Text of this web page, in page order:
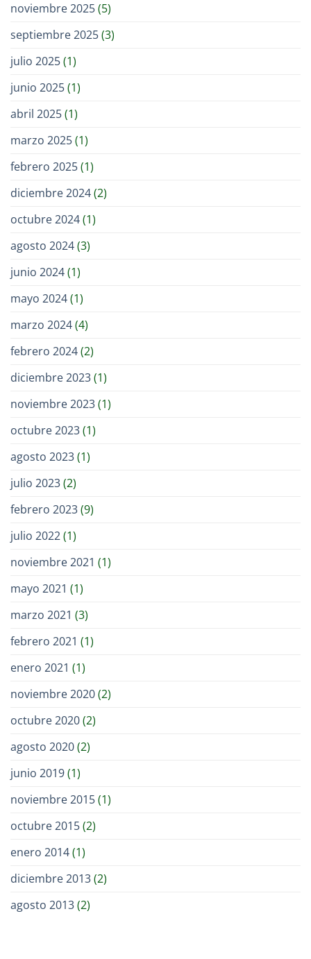
noviembre 2025(5)
septiembre 2025(3)
julio 2025(1)
junio 2025(1)
abril 2025(1)
marzo 2025(1)
febrero 2025(1)
diciembre 2024(2)
octubre 2024(1)
agosto 2024(3)
junio 2024(1)
mayo 2024(1)
marzo 2024(4)
febrero 2024(2)
diciembre 2023(1)
noviembre 2023(1)
octubre 2023(1)
agosto 2023(1)
julio 2023(2)
febrero 2023(9)
julio 2022(1)
noviembre 2021 (1)
mayo 2021 (1)
marzo 2021 (3)
febrero 2021 (1)
enero 2021 (1)
noviembre 2020(2)
octubre 2020(2)
agosto 2020(2)
junio 2019(1)
noviembre 2015(1)
octubre 2015(2)
enero 2014(1)
diciembre 2013(2)
agosto 2013(2)